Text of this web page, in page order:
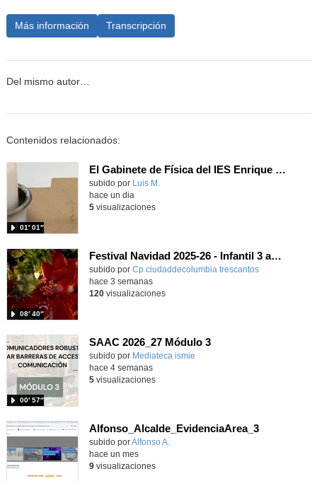
Más información Transcripción
Del mismo autor…
Contenidos relacionados:
El Gabinete de Física del IES Enrique Tierno Galván de Parla (Curso 25-26)
Contenido educativo.
subido por Luis M.
01′ 01″
hace un dia
5visualizaciones
Festival Navidad 2025-26 - Infantil 3 años
subido por Cp ciudaddecolumbia trescantos
08′ 40″
-
hace 3 semanas
120visualizaciones
SAAC 2026_27 Módulo 3
subido por Mediateca ismie
00′ 57″
hace 4 semanas
5visualizaciones
Alfonso_Alcalde_EvidenciaArea_3
Contenido educativo.
subido porAlfonso A.
hace un mes
9visualizaciones